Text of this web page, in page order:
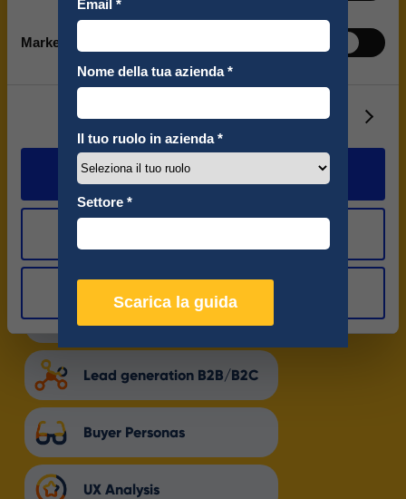
Marketing
Show details
Allow all
Deny
SEO
Digital ADV
Ecommerce
Lead generation B2B/B2C
Buyer Personas
UX Analysis